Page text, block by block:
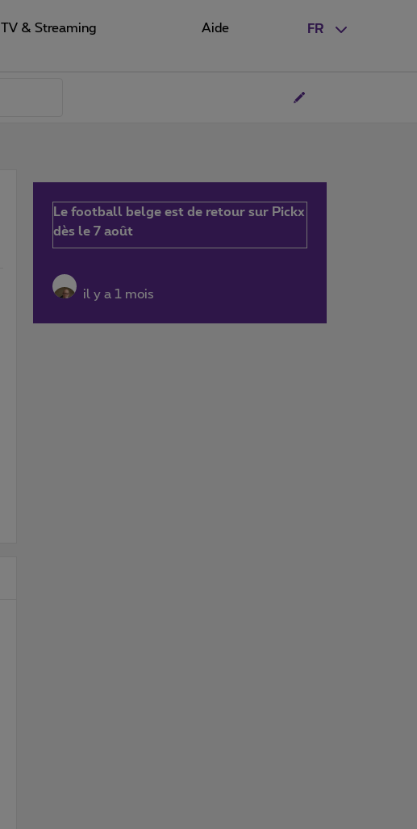
FR
TV & Streaming Aide
Le football belge est de retour sur Pickx
dès le 7 août
il y a 1 mois